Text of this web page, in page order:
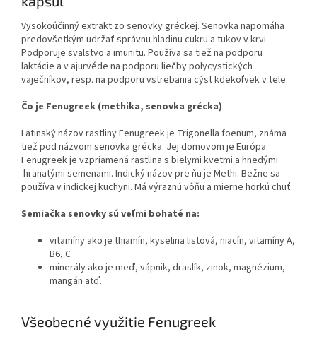
Vysokoúčinný extrakt zo senovky gréckej. Senovka napomáha
predovšetkým udržať správnu hladinu cukru a tukov v krvi.
Podporuje svalstvo a imunitu. Používa sa tiež na podporu
laktácie a v ajurvéde na podporu liečby polycystických
vaječníkov, resp. na podporu vstrebania cýst kdekoľvek v tele.
Čo je Fenugreek (methika, senovka grécka)
Latinský názov rastliny Fenugreek je Trigonella foenum, známa
tiež pod názvom senovka grécka. Jej domovom je Európa.
Fenugreek je vzpriamená rastlina s bielymi kvetmi a hnedými
hranatými semenami. Indický názov pre ňu je Methi. Bežne sa
používa v indickej kuchyni. Má výraznú vôňu a mierne horkú chuť.
Semiačka senovky sú veľmi bohaté na:
vitamíny ako je thiamín, kyselina listová, niacín, vitamíny A,
B6, C
minerály ako je meď, vápnik, draslík, zinok, magnézium,
mangán atď.
Všeobecné využitie Fenugreek